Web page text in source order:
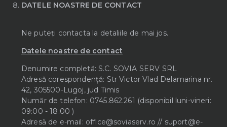
DATELE NOASTRE DE CONTACT
Ne puteți contacta la detaliile de mai jos.
Datele noastre de contact
Denumire completă: S.C. SOVIA SERV SRL
Adresă corespondență: Str Victor Vlad Delamarina nr.
42, 305500-Lugoj, jud Timis
Număr de telefon: 0745.862.261 (disponibil luni-vineri:
09:00 - 18:00 )
Adresă de e-mail: office@soviaserv.ro // suport@e-